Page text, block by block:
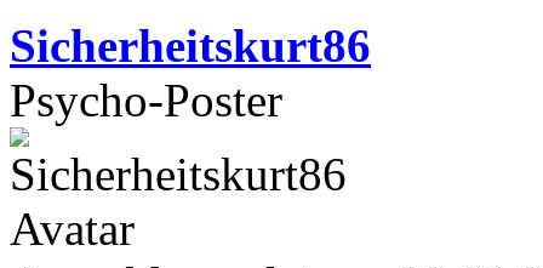
Sicherheitskurt86
Psycho-Poster